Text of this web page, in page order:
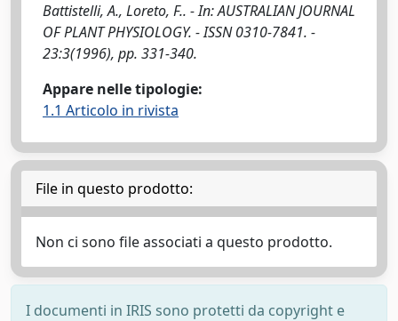
Battistelli, A., Loreto, F.. - In: AUSTRALIAN JOURNAL
OF PLANT PHYSIOLOGY. - ISSN 0310-7841. -
23:3(1996), pp. 331-340.
Appare nelle tipologie:
1.1 Articolo in rivista
File in questo prodotto:
Non ci sono file associati a questo prodotto.
I documenti in IRIS sono protetti da copyright e